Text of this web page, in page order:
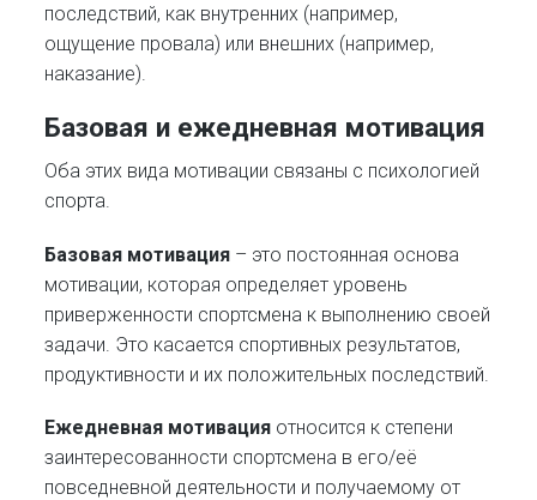
последствий, как внутренних (например,
ощущение провала) или внешних (например,
наказание).
Базовая и ежедневная мотивация
Оба этих вида мотивации связаны с психологией
спорта.
Базовая мотивация – это постоянная основа
мотивации, которая определяет уровень
приверженности спортсмена к выполнению своей
задачи. Это касается спортивных результатов,
продуктивности и их положительных последствий.
Ежедневная мотивация относится к степени
заинтересованности спортсмена в его/её
повседневной деятельности и получаемому от